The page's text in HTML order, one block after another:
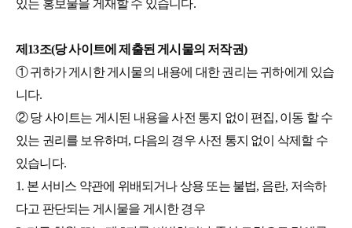
있는 홍보물을 게재할 수 있습니다.
제13조(당 사이트에 제출된 게시물의 저작권)
① 귀하가 게시한 게시물의 내용에 대한 권리는 귀하에게 있습
니다.
② 당 사이트는 게시된 내용을 사전 통지 없이 편집, 이동 할 수
있는 권리를 보유하며, 다음의 경우 사전 통지 없이 삭제할 수
있습니다.
1. 본 서비스 약관에 위배되거나 상용 또는 불법, 음란, 저속하
다고 판단되는 게시물을 게시한 경우